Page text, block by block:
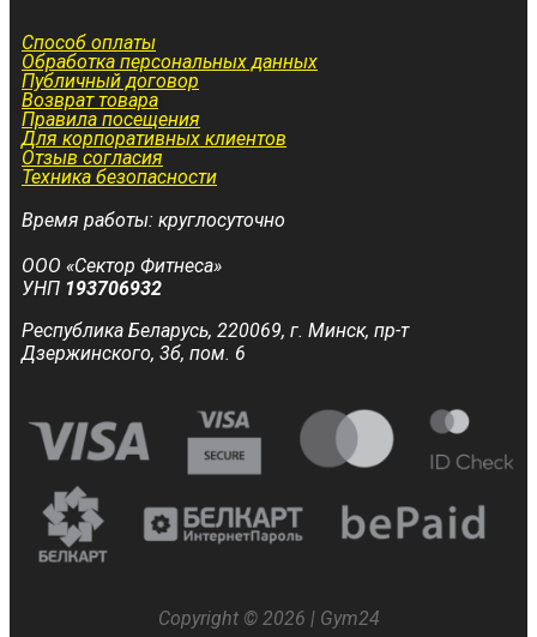
Способ оплаты
Обработка персональных данных
Публичный договор
Возврат товара
Правила посещения
Для корпоративных клиентов
Отзыв согласия
Техника безопасности
Время работы: круглосуточно
ООО «Сектор Фитнеса»
УНП 193706932
Республика Беларусь, 220069, г. Минск, пр-т
Дзержинского, 3б, пом. 6
Copyright © 2026 | Gym24